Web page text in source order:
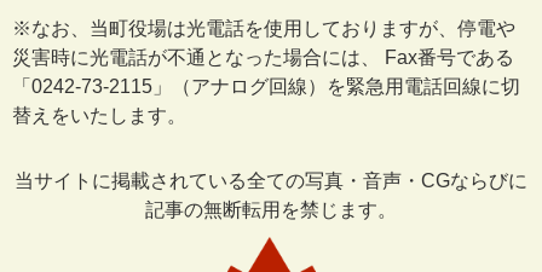
※なお、当町役場は光電話を使用しておりますが、停電や
災害時に光電話が不通となった場合には、 Fax番号である
「0242-73-2115」（アナログ回線）を緊急用電話回線に切
替えをいたします。
当サイトに掲載されている全ての写真・音声・CGならびに
記事の無断転用を禁じます。